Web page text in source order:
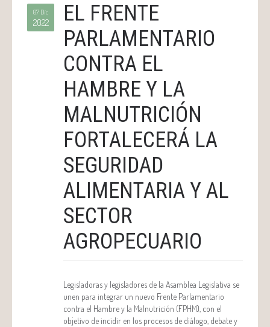
07 Dic
2022
EL FRENTE
PARLAMENTARIO
CONTRA EL
HAMBRE Y LA
MALNUTRICIÓN
FORTALECERÁ LA
SEGURIDAD
ALIMENTARIA Y AL
SECTOR
AGROPECUARIO
Legisladoras y legisladores de la Asamblea Legislativa se
unen para integrar un nuevo Frente Parlamentario
contra el Hambre y la Malnutrición (FPHM), con el
objetivo de incidir en los procesos de diálogo, debate y